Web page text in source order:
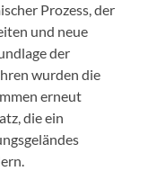
Prozess, der
und neue
der
wurden die
erneut
die ein